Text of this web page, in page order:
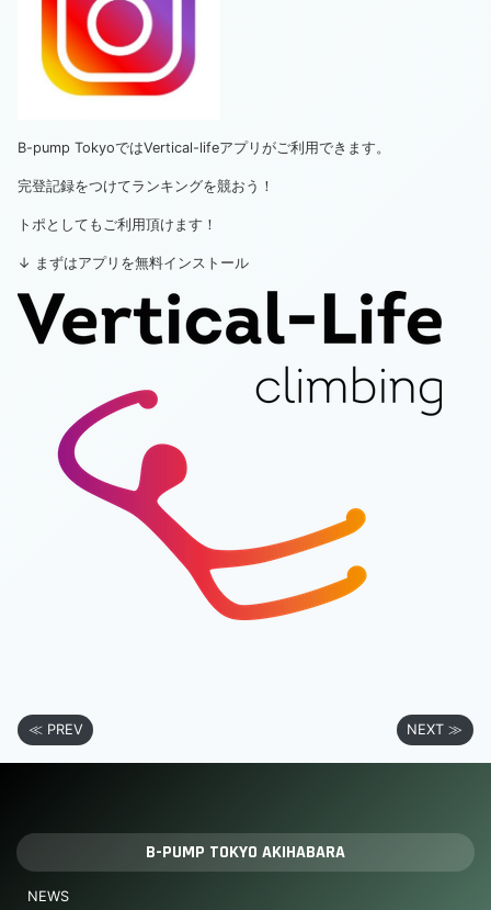
B-pump TokyoではVertical-lifeアプリがご利用できます。
完登記録をつけてランキングを競おう！
トポとしてもご利用頂けます！
↓ まずはアプリを無料インストール
≪ PREV NEXT ≫
B-PUMP TOKYO AKIHABARA
NEWS